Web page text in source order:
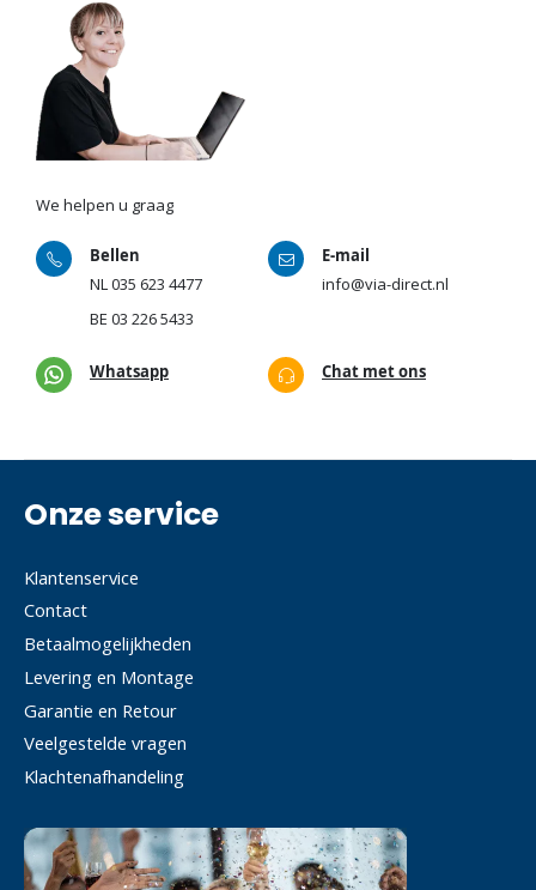
We helpen u graag
Bellen
NL035 623 4477
BE 03 226 5433
E-mail
info@via-direct.nl
Whatsapp Chat met ons
Onze service
Klantenservice
Contact
Betaalmogelijkheden
Levering en Montage
Garantie en Retour
Veelgestelde vragen
Klachtenafhandeling